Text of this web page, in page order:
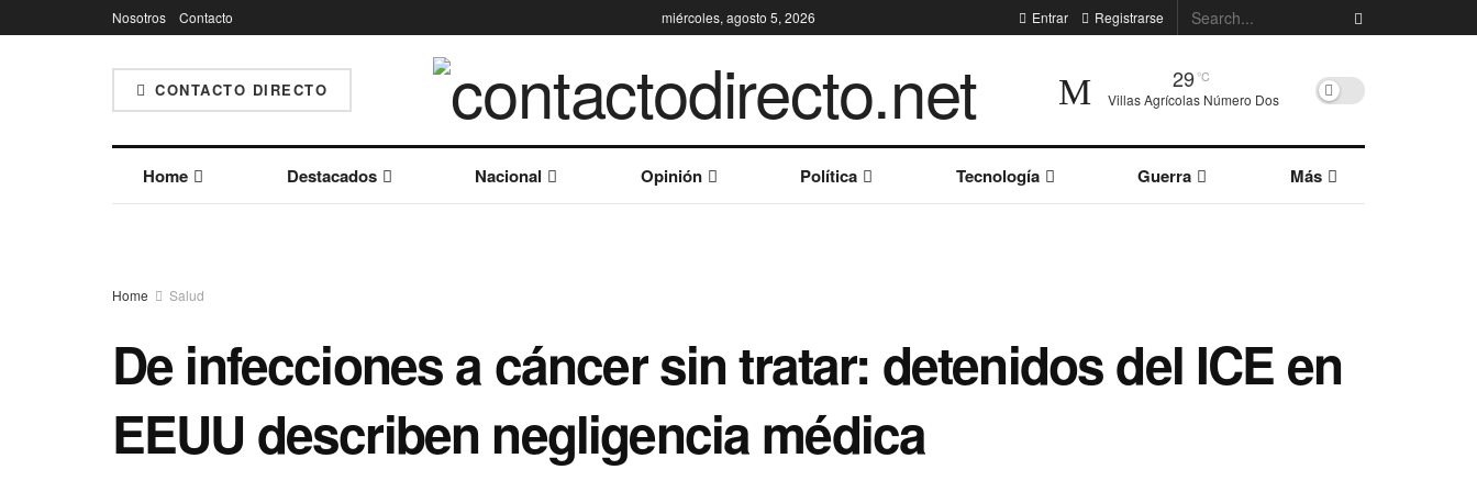
Nosotros Contacto miércoles, agosto 5, 2026 Entrar Registrarse
CONTACTO DIRECTO 29 °C
Villas Agrícolas Número Dos
Home Destacados Nacional Opinión Política Tecnología Guerra Más
Home Salud
De infecciones a cáncer sin tratar: detenidos del ICE en
EEUU describen negligencia médica